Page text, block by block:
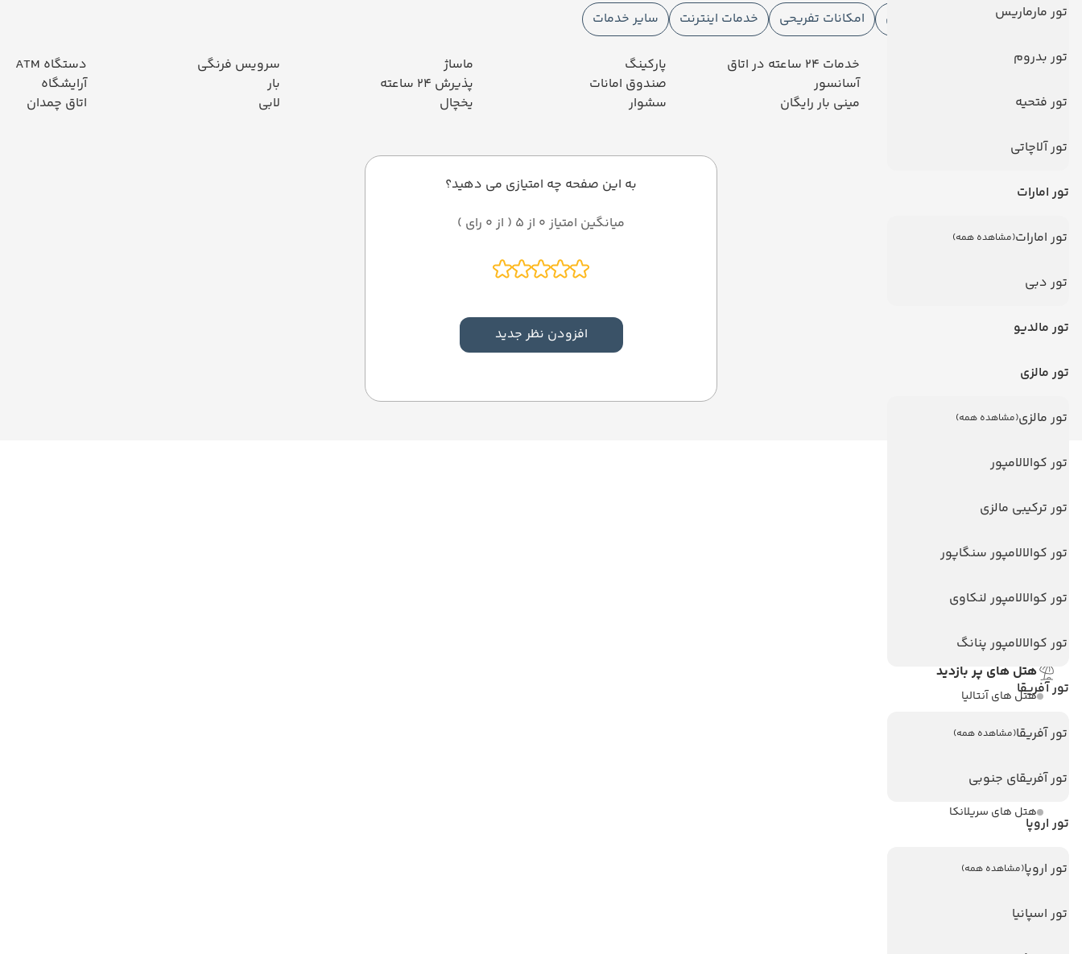
تور مارماریس
تور بدروم
تور فتحیه
تور آلاچاتی
تور امارات
تور امارات(مشاهده همه)
تور دبی
تور مالدیو
تور مالزی
تور مالزی(مشاهده همه)
تور کوالالامپور
تور ترکیبی مالزی
تور کوالالامپور سنگاپور
تور کوالالامپور لنکاوی
تور کوالالامپور پنانگ
تور آفریقا
تور آفریقا(مشاهده همه)
تور آفریقای جنوبی
تور اروپا
تور اروپا(مشاهده همه)
تور اسپانیا
امکانات هتل
امکانات ورزشی امکانات تفریحی خدمات اینترنت سایر خدمات
رستوران
تلویزیون کابلی/ماهواره‌ای
خدمات 24 ساعته در اتاق
آسانسور
مینی بار رایگان
پارکینگ
صندوق امانات
سشوار
ماساژ
پذیرش 24 ساعته
یخچال
سرویس فرنگی
بار
لابی
دستگاه ATM
آرایشگاه
اتاق چمدان
به این صفحه چه امتیازی می دهید؟
میانگین امتیاز 0 از 5 ( از 0 رای )
افزودن نظر جدید
ویزا
درباره ما
تماس با ما
هتل های پر بازدید
هتل های آنتالیا
هتل های استانبول
هتل های اندونزی
هتل های سریلانکا
تورهای پربازدید
تور آنتالیا